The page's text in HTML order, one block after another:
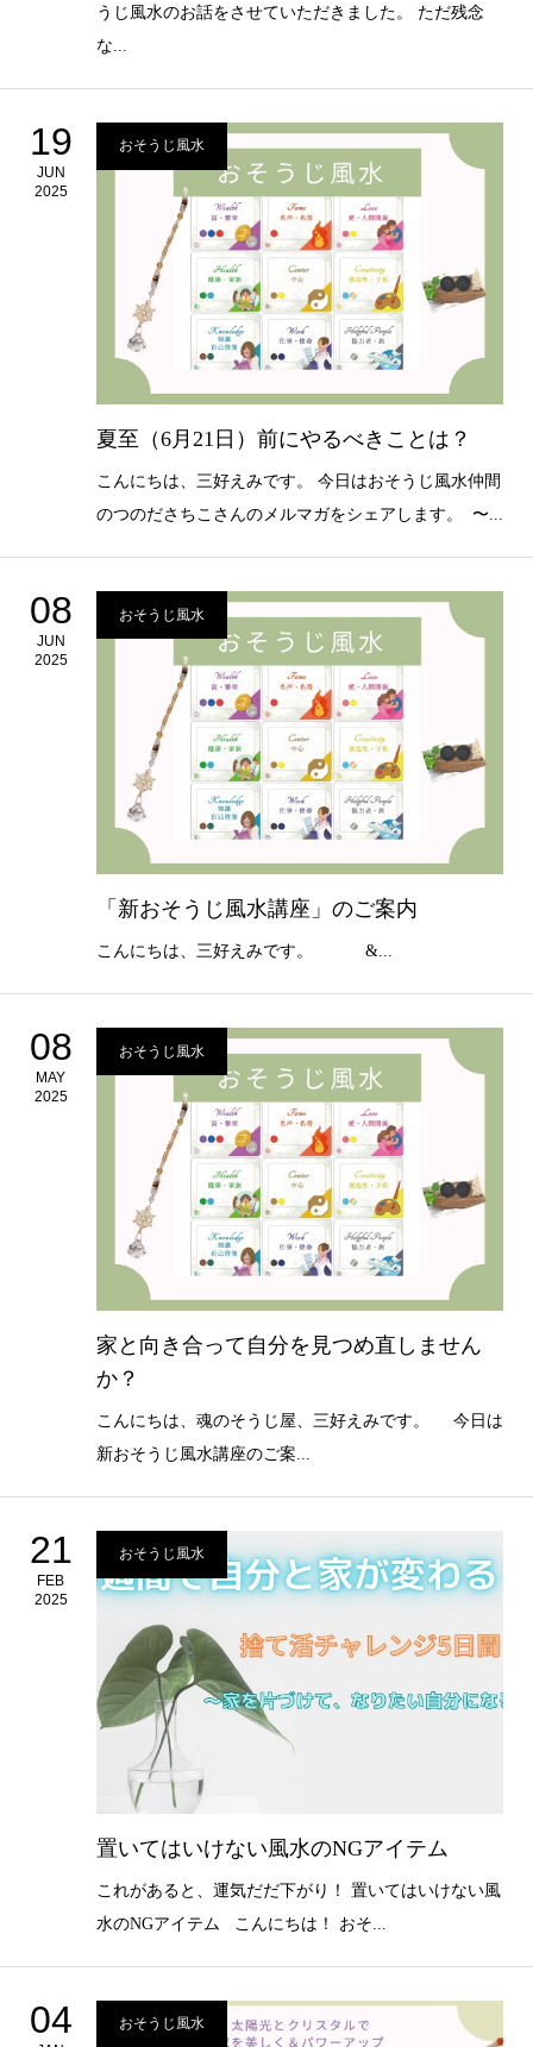
うじ風水のお話をさせていただきました。 ただ残念
な...
19
JUN
2025
おそうじ風水
夏至（6月21日）前にやるべきことは？
こんにちは、三好えみです。 今日はおそうじ風水仲間
のつのださちこさんのメルマガをシェアします。 〜...
08
JUN
2025
おそうじ風水
「新おそうじ風水講座」のご案内
こんにちは、三好えみです。 &...
08
MAY
2025
おそうじ風水
家と向き合って自分を見つめ直しません
か？
こんにちは、魂のそうじ屋、三好えみです。 今日は
新おそうじ風水講座のご案...
21
FEB
2025
おそうじ風水
置いてはいけない風水のNGアイテム
これがあると、運気だだ下がり！ 置いてはいけない風
水のNGアイテム こんにちは！ おそ...
04 おそうじ風水